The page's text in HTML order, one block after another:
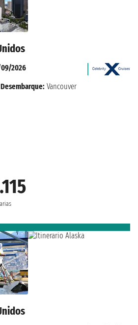
2026
Desembarque: Vancouver